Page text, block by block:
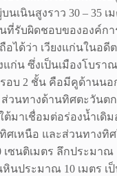
นเนินสูงราว 30 –
รับผิดชอบขององค์กา
อได้ว่า เวียงแก่นใน
แก่น ซึ่งเป็นเมืองโบ
อบ 2 ชั้น คือมีคูด้าน
นทางด้านทิศตะวันตก
มาเชื่อมต่อร่องน้ำเดิ
เหนือ และส่วนทาง
ซนติเมตร ลึกประมา
นประมาณ 10 เมตร